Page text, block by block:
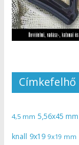
Címkefelhő
4,5 mm 5,56x45 mm
knall 9x19 9x19 mm